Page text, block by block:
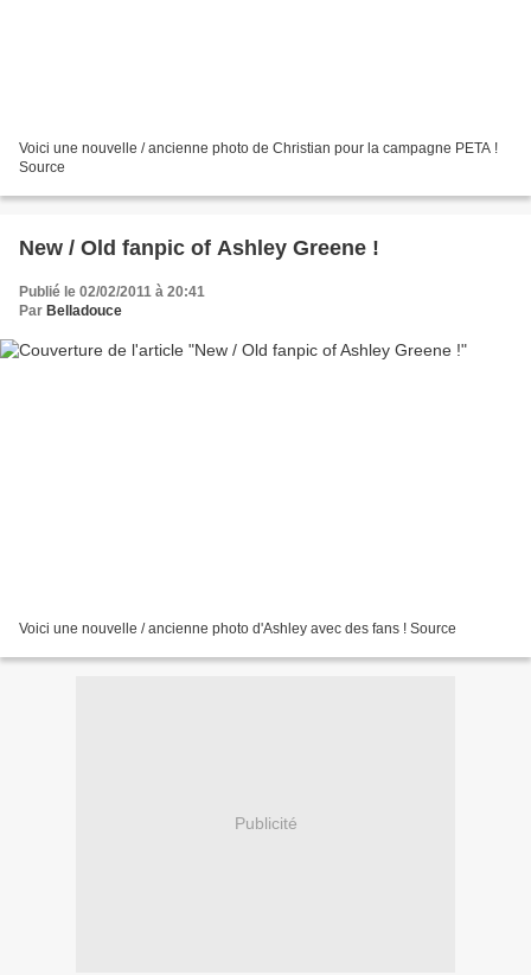
Voici une nouvelle / ancienne photo de Christian pour la campagne PETA !
Source
New / Old fanpic of Ashley Greene !
Publié le 02/02/2011 à 20:41
Par Belladouce
Voici une nouvelle / ancienne photo d'Ashley avec des fans ! Source
Publicité